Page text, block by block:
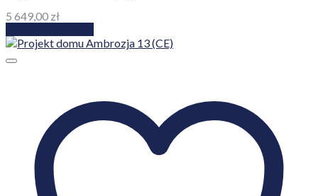
5 649,00 zł